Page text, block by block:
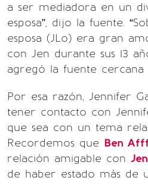
a ser mediadora en un
esposa”, dijo la fuente.
esposa (JLo) era gran
con Jen durante sus 13
agregó la fuente cercana
Por esa razón, Jennifer
tener contacto con
que sea con un tema
Recordemos que Ben
relación amigable con
de haber estado más de